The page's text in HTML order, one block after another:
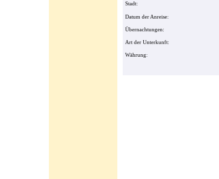
Stadt:
Datum der Anreise:
Übernachtungen:
Art der Unterkunft:
Währung: